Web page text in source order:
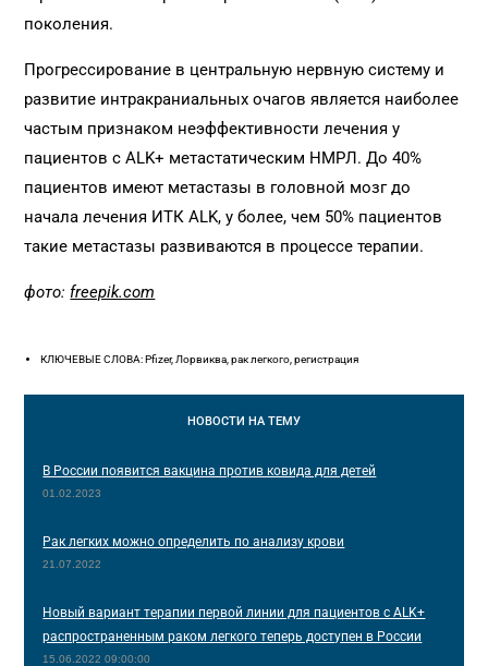
поколения.
Прогрессирование в центральную нервную систему и
развитие интракраниальных очагов является наиболее
частым признаком неэффективности лечения у
пациентов с ALK+ метастатическим НМРЛ. До 40%
пациентов имеют метастазы в головной мозг до
начала лечения ИТК ALK, у более, чем 50% пациентов
такие метастазы развиваются в процессе терапии.
фото: freepik.com
КЛЮЧЕВЫЕ СЛОВА: Pfizer, Лорвиква, рак легкого, регистрация
НОВОСТИ НА ТЕМУ
В России появится вакцина против ковида для детей
01.02.2023
Рак легких можно определить по анализу крови
21.07.2022
Новый вариант терапии первой линии для пациентов с ALK+
распространенным раком легкого теперь доступен в России
15.06.2022 09:00:00